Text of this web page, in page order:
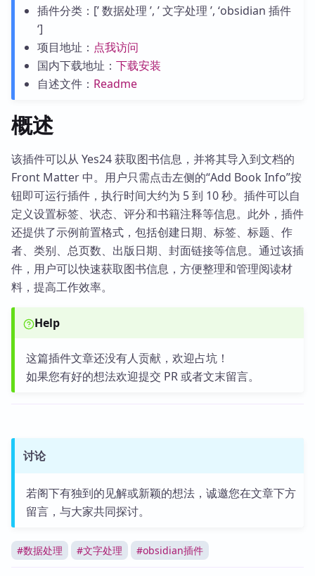
插件分类：[’ 数据处理 ’, ’ 文字处理 ’, ‘obsidian 插件
‘]
项目地址： 点我访问
国内下载地址： 下载安装
自述文件： Readme
概述
该插件可以从 Yes24 获取图书信息，并将其导入到文档的
Front Matter 中。用户只需点击左侧的“Add Book Info”按
钮即可运行插件，执行时间大约为 5 到 10 秒。插件可以自
定义设置标签、状态、评分和书籍注释等信息。此外，插件
还提供了示例前置格式，包括创建日期、标签、标题、作
者、类别、总页数、出版日期、封面链接等信息。通过该插
件，用户可以快速获取图书信息，方便整理和管理阅读材
料，提高工作效率。
Help
这篇插件文章还没有人贡献，欢迎占坑！
如果您有好的想法欢迎提交 PR 或者文末留言。
讨论
若阁下有独到的见解或新颖的想法，诚邀您在文章下方
留言，与大家共同探讨。
#数据处理 #文字处理 #obsidian插件